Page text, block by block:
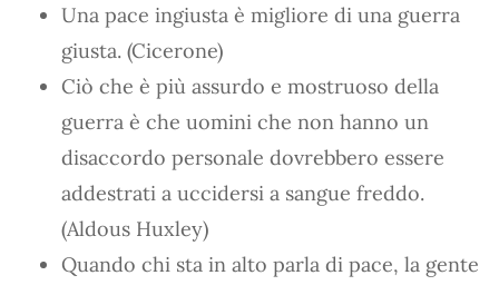
Una pace ingiusta è migliore di una guerra
giusta. (Cicerone)
Ciò che è più assurdo e mostruoso della
guerra è che uomini che non hanno un
disaccordo personale dovrebbero essere
addestrati a uccidersi a sangue freddo.
(Aldous Huxley)
Quando chi sta in alto parla di pace, la gente